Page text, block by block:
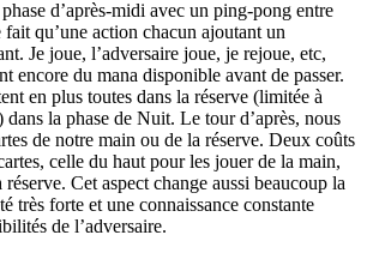
d’après-midi avec un ping-pong entre
qu’une action chacun ajoutant un
Je joue, l’adversaire joue, je rejoue, etc,
encore du mana disponible avant de passer.
en plus toutes dans la réserve (limitée à
la phase de Nuit. Le tour d’après, nous
de notre main ou de la réserve. Deux coûts
celle du haut pour les jouer de la main,
Cet aspect change aussi beaucoup la
très forte et une connaissance constante
de l’adversaire.